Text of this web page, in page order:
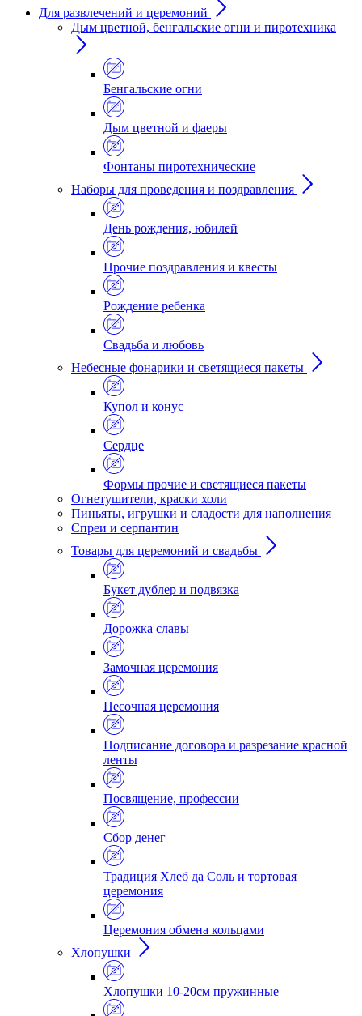
Для развлечений и церемоний
Дым цветной, бенгальские огни и пиротехника
Бенгальские огни
Дым цветной и фаеры
Фонтаны пиротехнические
Наборы для проведения и поздравления
День рождения, юбилей
Прочие поздравления и квесты
Рождение ребенка
Свадьба и любовь
Небесные фонарики и светящиеся пакеты
Купол и конус
Сердце
Формы прочие и светящиеся пакеты
Огнетушители, краски холи
Пиньяты, игрушки и сладости для наполнения
Спреи и серпантин
Товары для церемоний и свадьбы
Букет дублер и подвязка
Дорожка славы
Замочная церемония
Песочная церемония
Подписание договора и разрезание красной
ленты
Посвящение, профессии
Сбор денег
Традиция Хлеб да Соль и тортовая
церемония
Церемония обмена кольцами
Хлопушки
Хлопушки 10-20см пружинные